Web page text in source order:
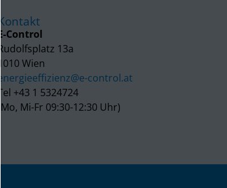
Kontakt
E-Control
Rudolfsplatz 13a
1010 Wien
energieeffizienz@e-control.at
Tel +43 1 5324724
(Mo, Mi-Fr 09:30-12:30 Uhr)